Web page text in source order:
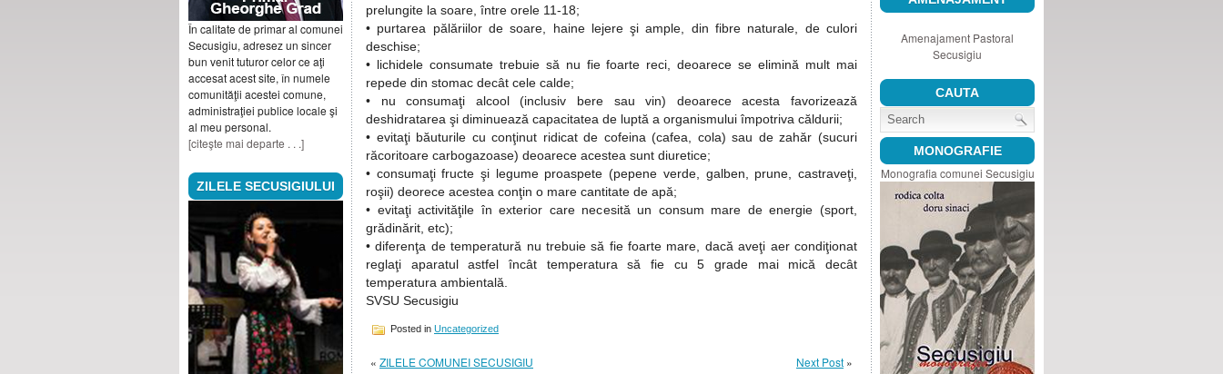
În calitate de primar al comunei
Secusigiu, adresez un sincer
bun venit tuturor celor ce aţi
accesat acest site, în numele
comunităţii acestei comune,
administraţiei publice locale şi
al meu personal.
[citeşte mai departe . . .]
ZILELE SECUSIGIULUI
prelungite la soare, între orele 11-18;
• purtarea pălăriilor de soare, haine lejere şi ample, din fibre naturale, de culori
deschise;
• lichidele consumate trebuie să nu fie foarte reci, deoarece se elimină mult mai
repede din stomac decât cele calde;
• nu consumaţi alcool (inclusiv bere sau vin) deoarece acesta favorizează
deshidratarea şi diminuează capacitatea de luptă a organismului împotriva căldurii;
• evitaţi băuturile cu conţinut ridicat de cofeina (cafea, cola) sau de zahăr (sucuri
răcoritoare carbogazoase) deoarece acestea sunt diuretice;
• consumaţi fructe şi legume proaspete (pepene verde, galben, prune, castraveţi,
roşii) deorece acestea conţin o mare cantitate de apă;
• evitaţi activităţile în exterior care necesită un consum mare de energie (sport,
grădinărit, etc);
• diferenţa de temperatură nu trebuie să fie foarte mare, dacă aveţi aer condiţionat
reglaţi aparatul astfel încât temperatura să fie cu 5 grade mai mică decât
temperatura ambientală.
SVSU Secusigiu
Posted in Uncategorized
« ZILELE COMUNEI SECUSIGIU Next Post »
Amenajament Pastoral
Secusigiu
CAUTA
MONOGRAFIE
Monografia comunei Secusigiu